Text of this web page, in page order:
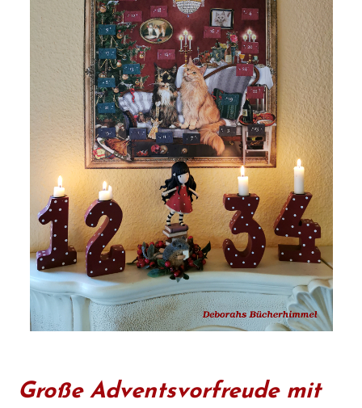
Große Adventsvorfreude mit